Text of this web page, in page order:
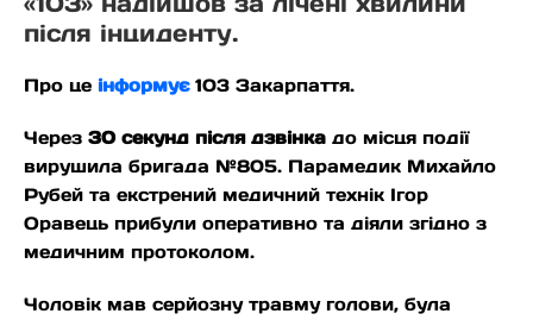
після інциденту.
Про це інформує103 Закарпаття.
Через 30 секунд після дзвінка до місця події
вирушила бригада №805. Парамедик Михайло
Рубей та екстрений медичний технік Ігор
Оравець прибули оперативно та діяли згідно з
медичним протоколом.
Чоловік мав серйозну травму голови, була